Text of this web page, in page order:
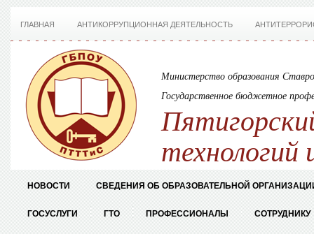
ГЛАВНАЯ АНТИКОРРУПЦИОННАЯ ДЕЯТЕЛЬНОСТЬ
Министерство образования
Государственное бюджетное
технологий
НОВОСТИ СВЕДЕНИЯ ОБ ОБРАЗОВАТЕЛЬНОЙ
ГОСУСЛУГИ ГТО ПРОФЕССИОНАЛЫ СОТРУДНИКУ